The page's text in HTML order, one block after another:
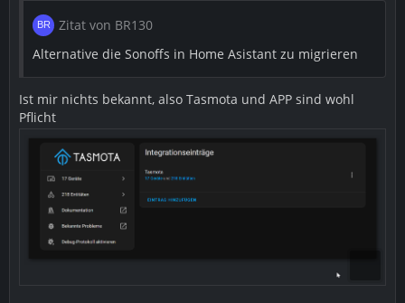
Zitat von BR130
Alternative die Sonoffs in Home Asistant zu migrieren
Ist mir nichts bekannt, also Tasmota und APP sind wohl
Pflicht